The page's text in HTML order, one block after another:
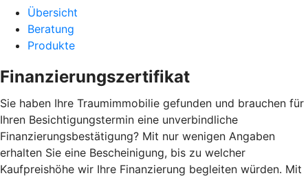
Übersicht
Beratung
Produkte
Finanzierungszertifikat
Sie haben Ihre Traumimmobilie gefunden und brauchen für
Ihren Besichtigungstermin eine unverbindliche
Finanzierungsbestätigung? Mit nur wenigen Angaben
erhalten Sie eine Bescheinigung, bis zu welcher
Kaufpreishöhe wir Ihre Finanzierung begleiten würden. Mit